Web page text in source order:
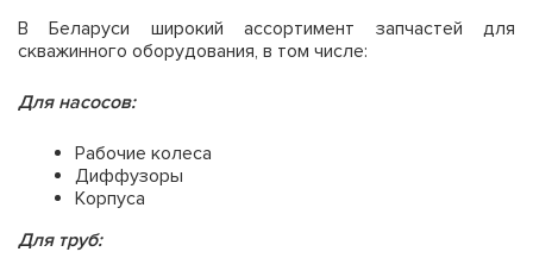
В Беларуси широкий ассортимент запчастей для
скважинного оборудования, в том числе:
Для насосов:
Рабочие колеса
Диффузоры
Корпуса
Для труб: